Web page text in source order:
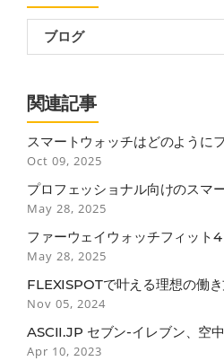
ブログ
関連記事
スマートウォッチはどのように
か？
Oct 09, 2025
プロフェッショナル向けのスマ
May 28, 2025
ファーウェイウォッチフィット
May 28, 2025
FLEXISPOTで叶える理想の働
で見逃せない3つのポイント
Nov 05, 2024
ASCII.JP セブン-イレブン、空
触セルフレジ
Apr 10, 2023